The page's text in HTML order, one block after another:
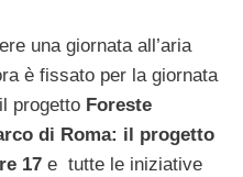
una giornata all’aria
è fissato per la giornata
progetto Foreste
di Roma: il progetto
17 e tutte le iniziative